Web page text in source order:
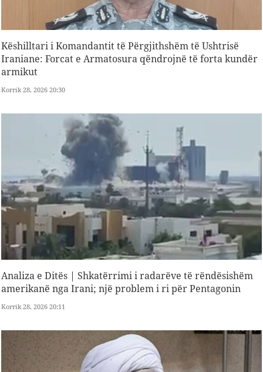
Këshilltari i Komandantit të Përgjithshëm të Ushtrisë
Iraniane: Forcat e Armatosura qëndrojnë të forta kundër
armikut
Korrik 28, 2026 20:30
Analiza e Ditës | Shkatërrimi i radarëve të rëndësishëm
amerikanë nga Irani; një problem i ri për Pentagonin
Korrik 28, 2026 20:11